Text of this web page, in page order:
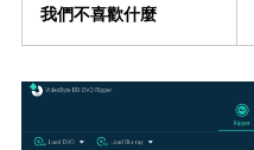
我們不喜歡什麼